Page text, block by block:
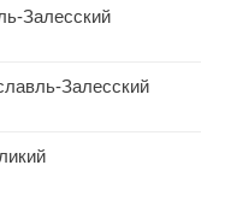
Залесский
Залесский